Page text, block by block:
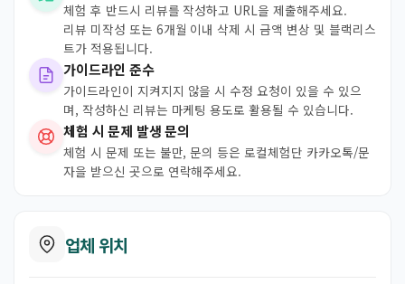
체험 후 반드시 리뷰를 작성하고 URL을 제출해주세요.
리뷰 미작성 또는 6개월 이내 삭제 시 금액 변상 및 블랙리스
트가 적용됩니다.
가이드라인 준수
가이드라인이 지켜지지 않을 시 수정 요청이 있을 수 있으
며, 작성하신 리뷰는 마케팅 용도로 활용될 수 있습니다.
체험 시 문제 발생 문의
체험 시 문제 또는 불만, 문의 등은 로컬체험단 카카오톡/문
자을 받으신 곳으로 연락해주세요.
업체 위치